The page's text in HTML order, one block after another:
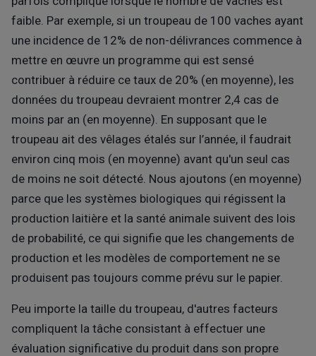
faible. Par exemple, si un troupeau de 100 vaches ayant
une incidence de 12% de non-délivrances commence à
mettre en œuvre un programme qui est sensé
contribuer à réduire ce taux de 20% (en moyenne), les
données du troupeau devraient montrer 2,4 cas de
moins par an (en moyenne). En supposant que le
troupeau ait des vêlages étalés sur l’année, il faudrait
environ cinq mois (en moyenne) avant qu'un seul cas
de moins ne soit détecté. Nous ajoutons (en moyenne)
parce que les systèmes biologiques qui régissent la
production laitière et la santé animale suivent des lois
de probabilité, ce qui signifie que les changements de
production et les modèles de comportement ne se
produisent pas toujours comme prévu sur le papier.
Peu importe la taille du troupeau, d'autres facteurs
compliquent la tâche consistant à effectuer une
évaluation significative du produit dans son propre